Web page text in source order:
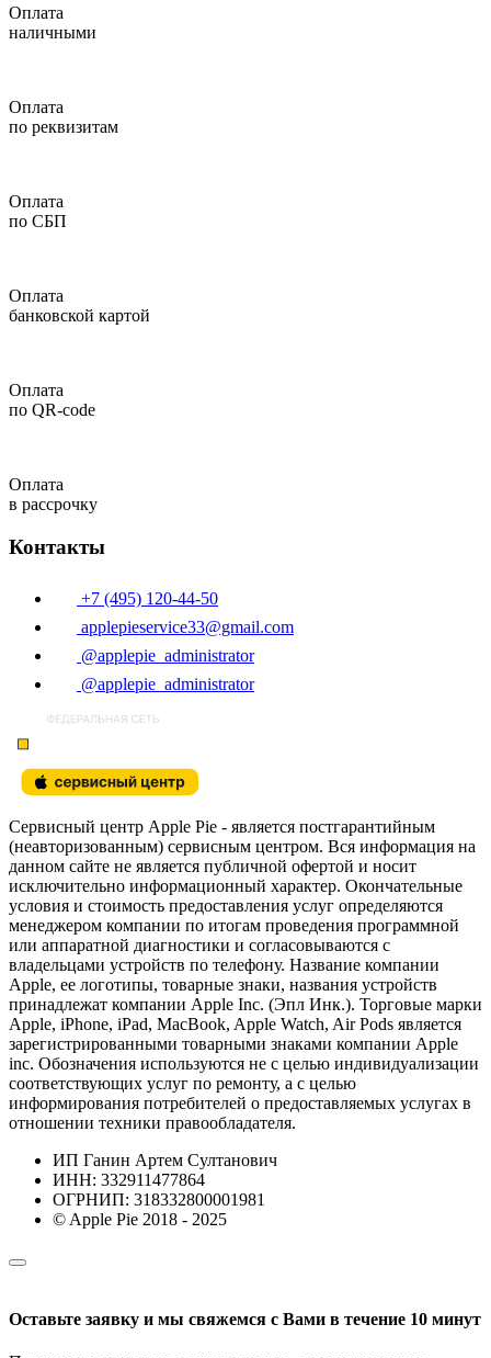
Оплата
наличными
Оплата
по реквизитам
Оплата
по СБП
Оплата
банковской картой
Оплата
по QR-code
Оплата
в рассрочку
Контакты
+7 (495) 120-44-50
applepieservice33@gmail.com
@applepie_administrator
@applepie_administrator
Сервисный центр Apple Pie - является постгарантийным
(неавторизованным) сервисным центром. Вся информация на
данном сайте не является публичной офертой и носит
исключительно информационный характер. Окончательные
условия и стоимость предоставления услуг определяются
менеджером компании по итогам проведения программной
или аппаратной диагностики и согласовываются с
владельцами устройств по телефону. Название компании
Apple, ее логотипы, товарные знаки, названия устройств
принадлежат компании Apple Inc. (Эпл Инк.). Торговые марки
Apple, iPhone, iPad, MacBook, Apple Watch, Air Pods является
зарегистрированными товарными знаками компании Apple
inc. Обозначения используются не с целью индивидуализации
соответствующих услуг по ремонту, а с целью
информирования потребителей о предоставляемых услугах в
отношении техники правообладателя.
ИП Ганин Артем Султанович
ИНН: 332911477864
ОГРНИП: 318332800001981
© Apple Pie 2018 - 2025
Оставьте заявку и мы свяжемся с Вами в течение 10 минут